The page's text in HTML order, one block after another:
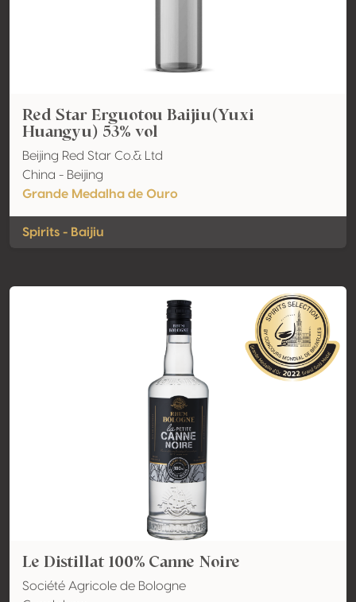
Red Star Erguotou Baijiu(Yuxi
Huangyu) 53% vol
Beijing Red Star Co.& Ltd
China - Beijing
Grande Medalha de Ouro
Spirits - Baijiu
Le Distillat 100% Canne Noire
Société Agricole de Bologne